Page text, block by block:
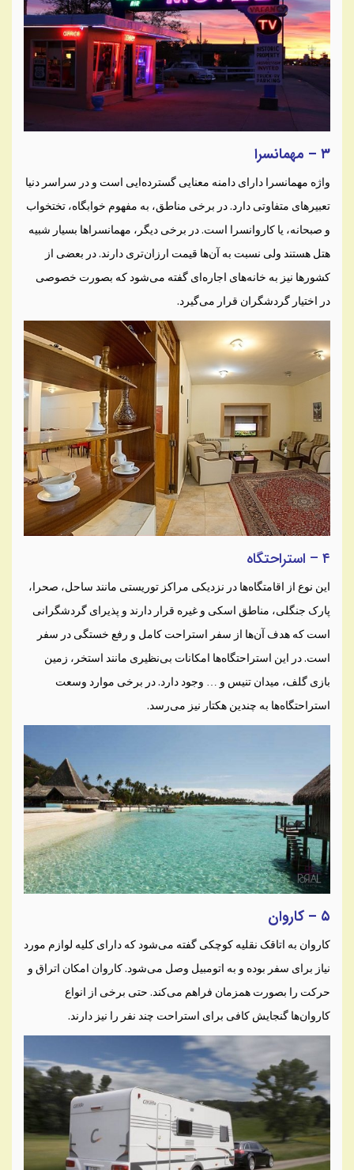
۳ – مهمانسرا
واژه مهمانسرا دارای دامنه معنایی گسترده‌ایی است و در سراسر دنیا
تعبیرهای متفاوتی دارد. در برخی مناطق، به مفهوم خوابگاه، تختخواب
و صبحانه، یا کاروانسرا است. در برخی دیگر، مهمانسراها بسیار شبیه
هتل هستند ولی نسبت به آن‌ها قیمت ارزان‌تری دارند. در بعضی از
کشورها نیز به خانه‌های اجاره‌ای گفته می‌شود که بصورت خصوصی
در اختیار گردشگران قرار می‌گیرد.
۴ – استراحتگاه
این نوع از اقامتگاه‌ها در نزدیکی مراکز توریستی مانند ساحل، صحرا،
پارک جنگلی، مناطق اسکی و غیره قرار دارند و پذیرای گردشگرانی
است که هدف آن‌ها از سفر استراحت کامل و رفع خستگی در سفر
است. در این استراحتگاه‌ها امکانات بی‌نظیری مانند استخر، زمین
بازی گلف، میدان تنیس و … وجود دارد. در برخی موارد وسعت
استراحتگاه‌ها به چندین هکتار نیز می‌رسد.
۵ – کاروان
کاروان به اتاقک نقلیه کوچکی گفته می‌شود که دارای کلیه لوازم مورد
نیاز برای سفر بوده و به اتومبیل وصل می‌شود. کاروان امکان اتراق و
حرکت را بصورت همزمان فراهم می‌کند. حتی برخی از انواع
کاروان‌ها گنجایش کافی برای استراحت چند نفر را نیز دارند.